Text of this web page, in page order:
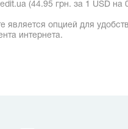
(44.95 грн. за 1 USD на
является опцией для
интернета.